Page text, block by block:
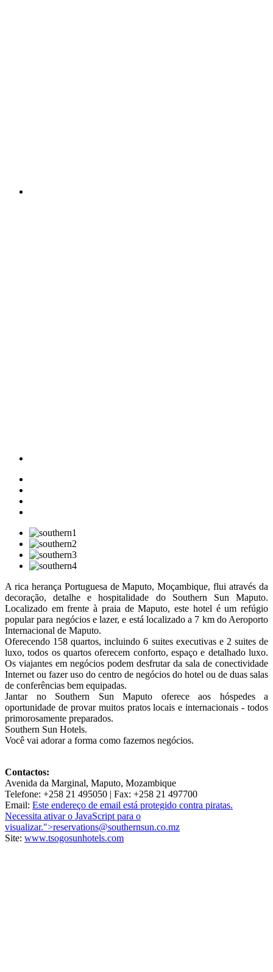
A rica herança Portuguesa de Maputo, Moçambique, flui através da
decoração, detalhe e hospitalidade do Southern Sun Maputo.
Localizado em frente à praia de Maputo, este hotel é um refúgio
popular para negócios e lazer, e está localizado a 7 km do Aeroporto
Internacional de Maputo.
Oferecendo 158 quartos, incluindo 6 suites executivas e 2 suites de
luxo, todos os quartos oferecem conforto, espaço e detalhado luxo.
Os viajantes em negócios podem desfrutar da sala de conectividade
Internet ou fazer uso do centro de negócios do hotel ou de duas salas
de conferências bem equipadas.
Jantar no Southern Sun Maputo oferece aos hóspedes a
oportunidade de provar muitos pratos locais e internacionais - todos
primorosamente preparados.
Southern Sun Hotels.
Você vai adorar a forma como fazemos negócios.
Contactos:
Avenida da Marginal, Maputo, Mozambique
Telefone: +258 21 495050 | Fax: +258 21 497700
Email: Este endereço de email está protegido contra piratas.
Necessita ativar o JavaScript para o
visualizar.">reservations@southernsun.co.mz
Site: www.tsogosunhotels.com